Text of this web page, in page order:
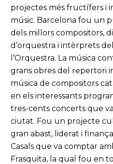
projectes més fructífers i
músic. Barcelona fou un
dels millors compositors,
d’orquestra i intèrprets
l’Orquestra. La música
grans obres del repertori
música de compositors
en els interessants
tres-cents concerts que
ciutat. Fou un projecte
gran abast, liderat i
Casals que va comptar
Frasquita, la qual fou en